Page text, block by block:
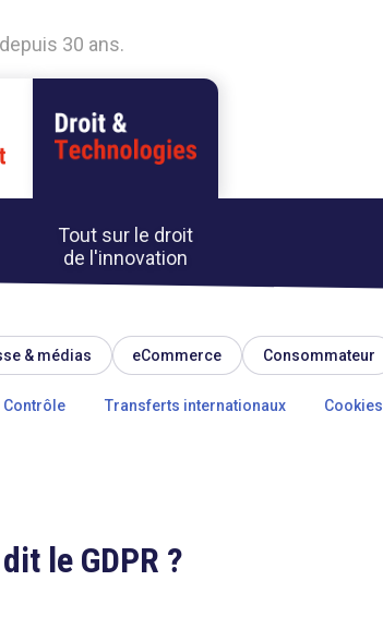
30 ans.
Tout sur le droit
de l'innovation
& médias eCommerce Consommateur
Contrôle Transferts internationaux Cookies
le GDPR ?